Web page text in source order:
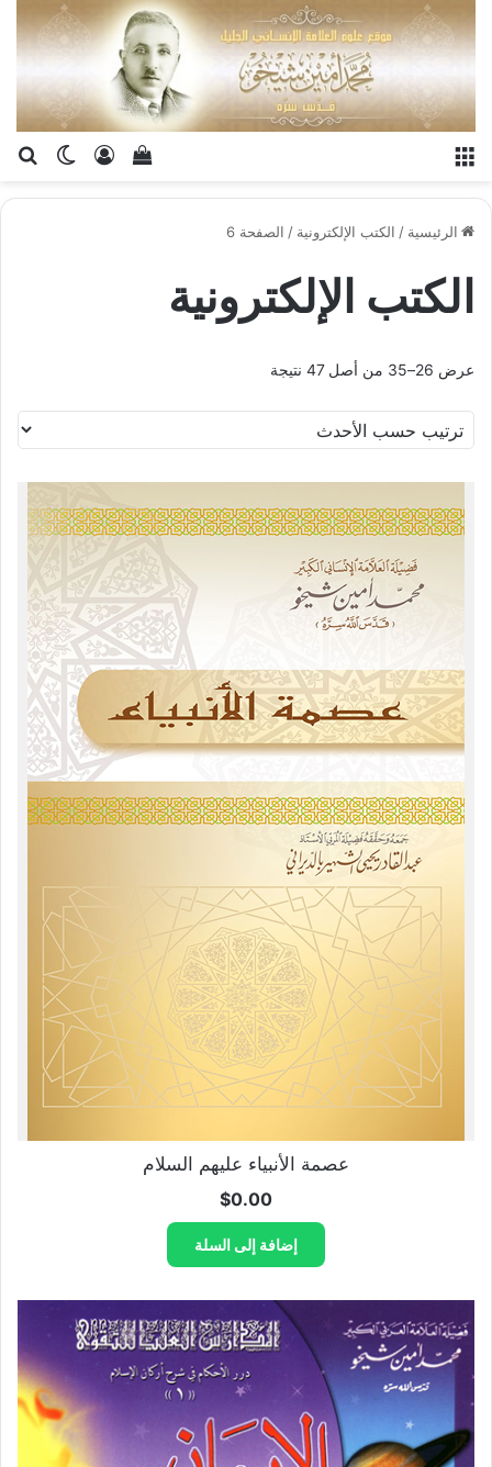
الوضعتسجيل
إستعراض سلة
الرئيسية / الكتب الإلكترونية / الصفحة 6
الكتب الإلكترونية
عرض 26–35 من أصل 47 نتيجة
عصمة الأنبياء عليهم السلام
$0.00
إضافة إلى السلة